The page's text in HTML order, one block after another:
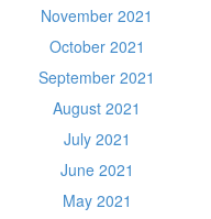
November 2021
October 2021
September 2021
August 2021
July 2021
June 2021
May 2021